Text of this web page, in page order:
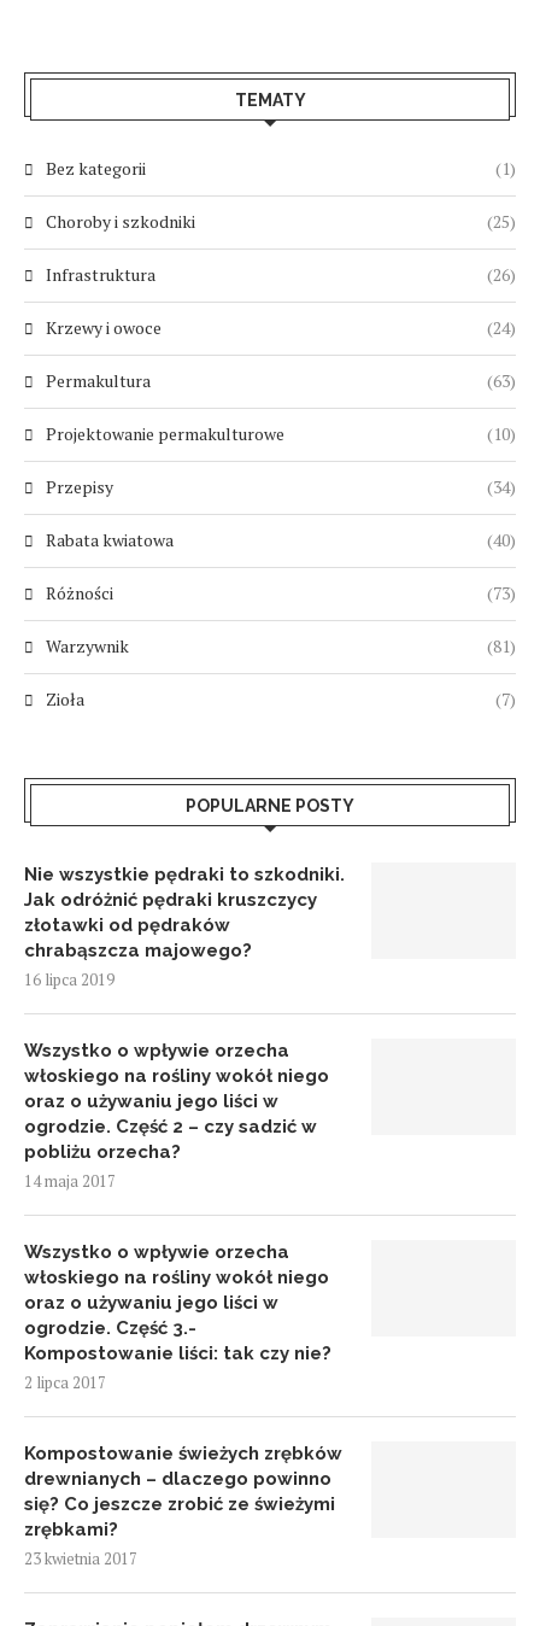
TEMATY
Bez kategorii (1)
Choroby i szkodniki (25)
Infrastruktura (26)
Krzewy i owoce (24)
Permakultura (63)
Projektowanie permakulturowe (10)
Przepisy (34)
Rabata kwiatowa (40)
Różności (73)
Warzywnik (81)
Zioła (7)
POPULARNE POSTY
Nie wszystkie pędraki to szkodniki.
Jak odróżnić pędraki kruszczycy
złotawki od pędraków
chrabąszcza majowego?
16 lipca 2019
Wszystko o wpływie orzecha
włoskiego na rośliny wokół niego
oraz o używaniu jego liści w
ogrodzie. Część 2 – czy sadzić w
pobliżu orzecha?
14 maja 2017
Wszystko o wpływie orzecha
włoskiego na rośliny wokół niego
oraz o używaniu jego liści w
ogrodzie. Część 3.-
Kompostowanie liści: tak czy nie?
2 lipca 2017
Kompostowanie świeżych zrębków
drewnianych – dlaczego powinno
się? Co jeszcze zrobić ze świeżymi
zrębkami?
23 kwietnia 2017